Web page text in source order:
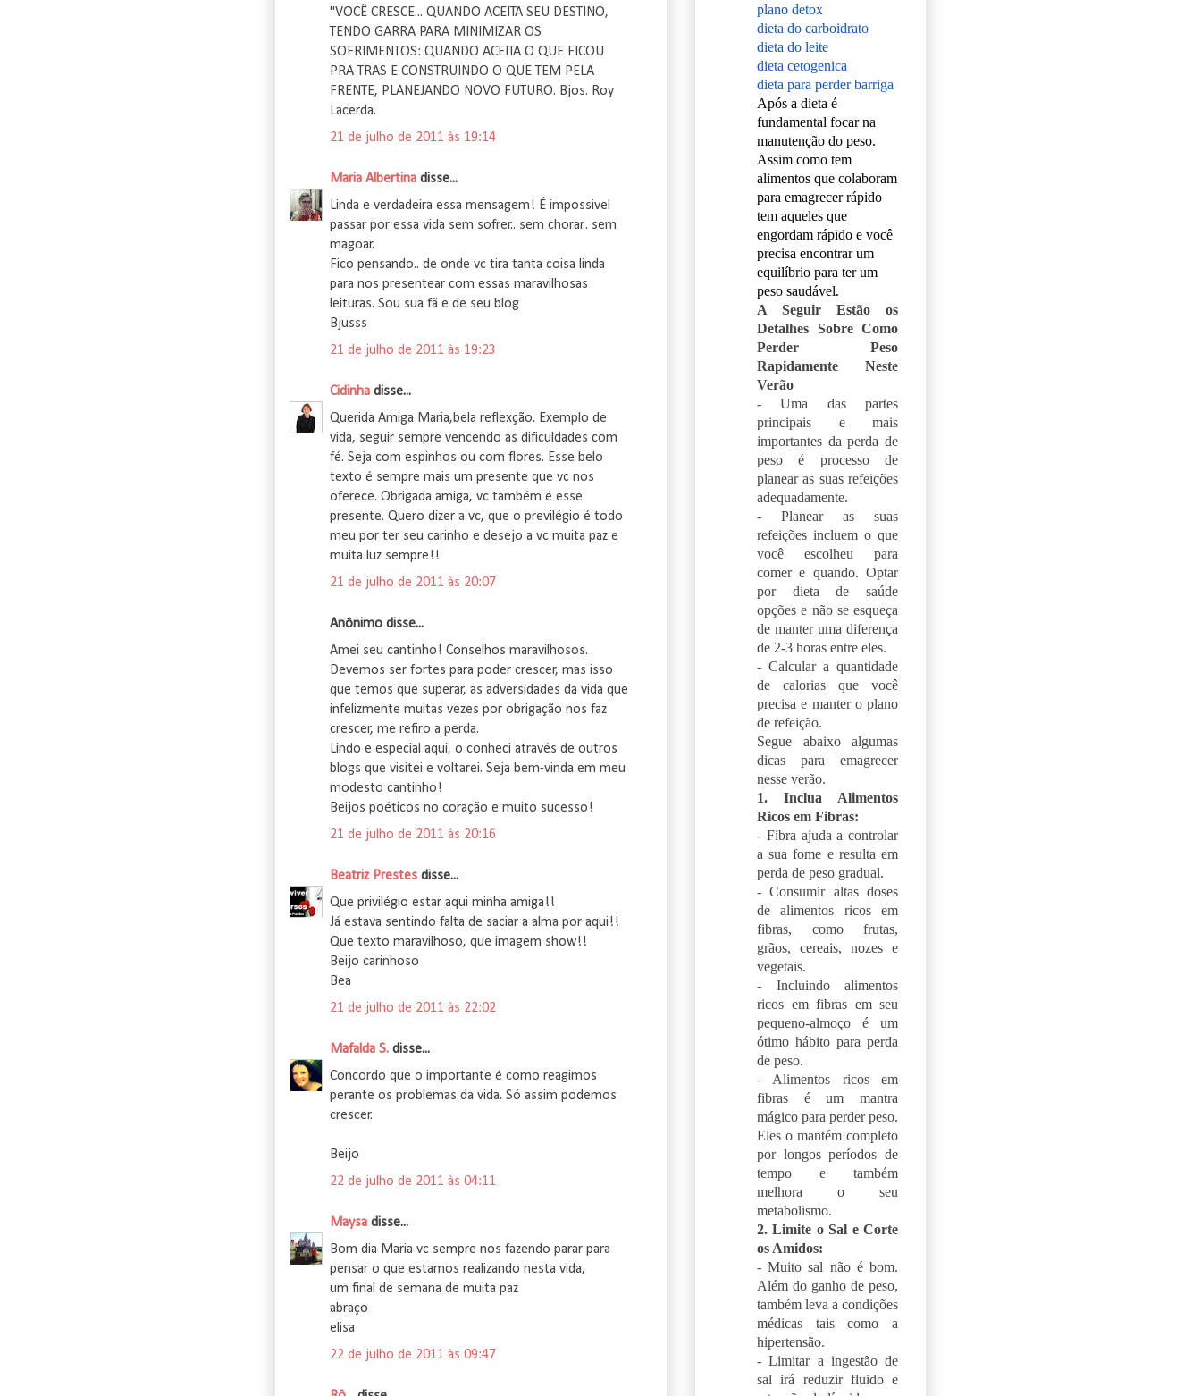
"VOCÊ CRESCE... QUANDO ACEITA SEU DESTINO,
TENDO GARRA PARA MINIMIZAR OS
SOFRIMENTOS: QUANDO ACEITA O QUE FICOU
PRA TRAS E CONSTRUINDO O QUE TEM PELA
FRENTE, PLANEJANDO NOVO FUTURO. Bjos. Roy
Lacerda.
21 de julho de 2011 às 19:14
Maria Albertina disse...
Linda e verdadeira essa mensagem! É impossivel
passar por essa vida sem sofrer.. sem chorar.. sem
magoar.
Fico pensando.. de onde vc tira tanta coisa linda
para nos presentear com essas maravilhosas
leituras. Sou sua fã e de seu blog
Bjusss
21 de julho de 2011 às 19:23
Cidinha disse...
Querida Amiga Maria,bela reflexção. Exemplo de
vida, seguir sempre vencendo as dificuldades com
fé. Seja com espinhos ou com flores. Esse belo
texto é sempre mais um presente que vc nos
oferece. Obrigada amiga, vc também é esse
presente. Quero dizer a vc, que o previlégio é todo
meu por ter seu carinho e desejo a vc muita paz e
muita luz sempre!!
21 de julho de 2011 às 20:07
Anônimo disse...
Amei seu cantinho! Conselhos maravilhosos.
Devemos ser fortes para poder crescer, mas isso
que temos que superar, as adversidades da vida que
infelizmente muitas vezes por obrigação nos faz
crescer, me refiro a perda.
Lindo e especial aqui, o conheci através de outros
blogs que visitei e voltarei. Seja bem-vinda em meu
modesto cantinho!
Beijos poéticos no coração e muito sucesso!
21 de julho de 2011 às 20:16
Beatriz Prestes disse...
Que privilégio estar aqui minha amiga!!
Já estava sentindo falta de saciar a alma por aqui!!
Que texto maravilhoso, que imagem show!!
Beijo carinhoso
Bea
21 de julho de 2011 às 22:02
Mafalda S. disse...
Concordo que o importante é como reagimos
perante os problemas da vida. Só assim podemos
crescer.
Beijo
22 de julho de 2011 às 04:11
Maysa disse...
Bom dia Maria vc sempre nos fazendo parar para
pensar o que estamos realizando nesta vida,
um final de semana de muita paz
abraço
elisa
22 de julho de 2011 às 09:47
plano detox
dieta do carboidrato
dieta do leite
dieta cetogenica
dieta para perder barriga
Após a dieta é
fundamental focar na
manutenção do peso.
Assim como tem
alimentos que colaboram
para emagrecer rápido
tem aqueles que
engordam rápido e você
precisa encontrar um
equilíbrio para ter um
peso saudável.
A Seguir Estão os
Detalhes Sobre Como
Perder Peso
Rapidamente Neste
Verão
- Uma das partes
principais e mais
importantes da perda de
peso é processo de
planear as suas refeições
adequadamente.
- Planear as suas
refeições incluem o que
você escolheu para
comer e quando. Optar
por dieta de saúde
opções e não se esqueça
de manter uma diferença
de 2-3 horas entre eles.
- Calcular a quantidade
de calorias que você
precisa e manter o plano
de refeição.
Segue abaixo algumas
dicas para emagrecer
nesse verão.
1. Inclua Alimentos
Ricos em Fibras:
- Fibra ajuda a controlar
a sua fome e resulta em
perda de peso gradual.
- Consumir altas doses
de alimentos ricos em
fibras, como frutas,
grãos, cereais, nozes e
vegetais.
- Incluindo alimentos
ricos em fibras em seu
pequeno-almoço é um
ótimo hábito para perda
de peso.
- Alimentos ricos em
fibras é um mantra
mágico para perder peso.
Eles o mantém completo
por longos períodos de
tempo e também
melhora o seu
metabolismo.
2. Limite o Sal e Corte
os Amidos:
- Muito sal não é bom.
Além do ganho de peso,
também leva a condições
médicas tais como a
hipertensão.
- Limitar a ingestão de
sal irá reduzir fluido e